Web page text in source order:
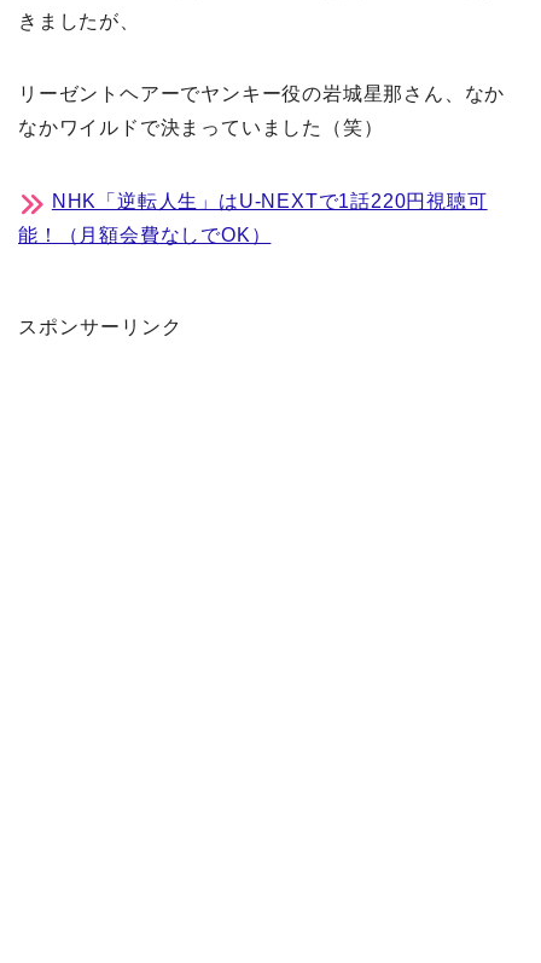
きましたが、
リーゼントヘアーでヤンキー役の岩城星那さん、なか
なかワイルドで決まっていました（笑）
NHK「逆転人生」はU-NEXTで1話220円視聴可
能！（月額会費なしでOK）
スポンサーリンク